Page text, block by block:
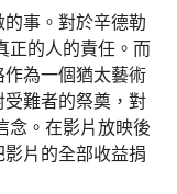
事。對於辛德勒
正的人的責任。而
為一個猶太藝術
難者的祭奠，對
念。在影片放映後
片的全部收益捐